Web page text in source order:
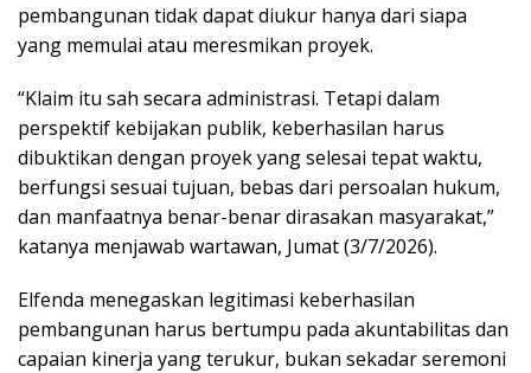
pembangunan tidak dapat diukur hanya dari siapa
yang memulai atau meresmikan proyek.
“Klaim itu sah secara administrasi. Tetapi dalam
perspektif kebijakan publik, keberhasilan harus
dibuktikan dengan proyek yang selesai tepat waktu,
berfungsi sesuai tujuan, bebas dari persoalan hukum,
dan manfaatnya benar-benar dirasakan masyarakat,”
katanya menjawab wartawan, Jumat (3/7/2026).
Elfenda menegaskan legitimasi keberhasilan
pembangunan harus bertumpu pada akuntabilitas dan
capaian kinerja yang terukur, bukan sekadar seremoni